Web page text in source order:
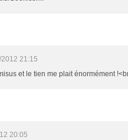
2012 21:15
et le tien me plait énormément
20:05